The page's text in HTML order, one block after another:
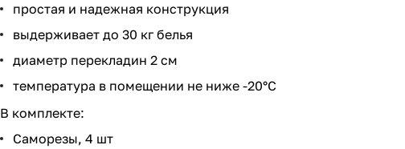
простая и надежная конструкция
выдерживает до 30 кг белья
диаметр перекладин 2 см
температура в помещении не ниже -20°C
В комплекте:
Саморезы, 4 шт